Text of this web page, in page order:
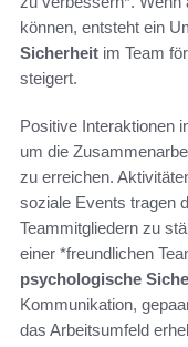
können, entsteht ein
Sicherheit im Team
steigert.
Positive Interaktionen
um die
zu erreichen.
soziale Events tragen
Teammitgliedern zu
einer *freundlichen
psychologische
Kommunikation,
das Arbeitsumfeld